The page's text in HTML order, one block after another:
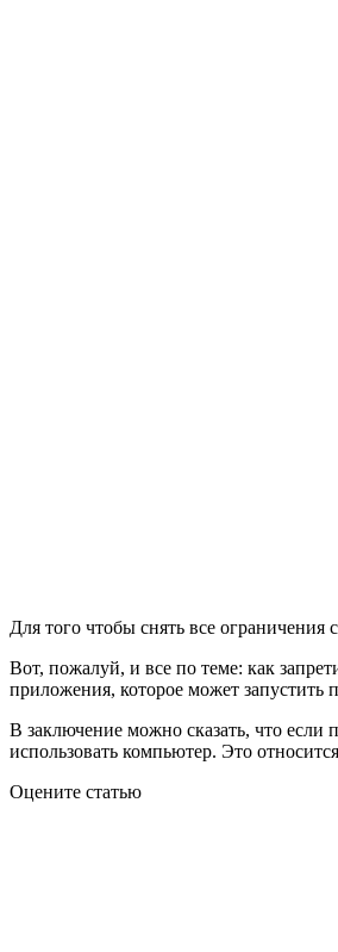
Для того чтобы снять все ограничения
Вот, пожалуй, и все по теме: как
приложения, которое может запустить
В заключение можно сказать, что если
использовать компьютер. Это
Оцените статью